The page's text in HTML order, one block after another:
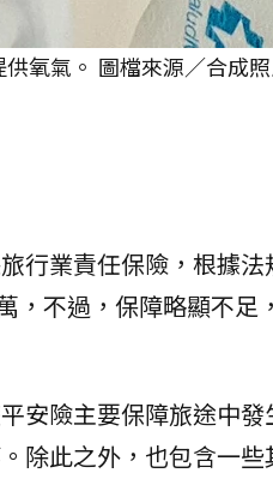
氧氣。 圖檔來源／合成
行業責任保險，根據
，不過，保障略顯不足
安險主要保障旅途中
除此之外，也包含一